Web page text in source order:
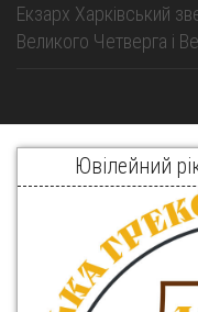
Екзарх Харківський
Великого Четверга і
Ювілейний